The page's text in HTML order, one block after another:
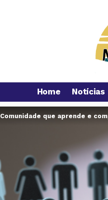
Home Notícias
Comunidade que aprende e